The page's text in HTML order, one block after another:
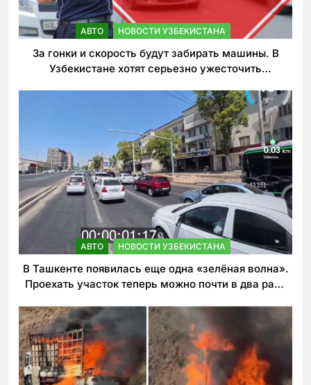
АВТО НОВОСТИ УЗБЕКИСТАНА
За гонки и скорость будут забирать машины. В
Узбекистане хотят серьезно ужесточить
АВТО НОВОСТИ УЗБЕКИСТАНА
В Ташкенте появилась еще одна «зелёная волна».
Проехать участок теперь можно почти в два раза